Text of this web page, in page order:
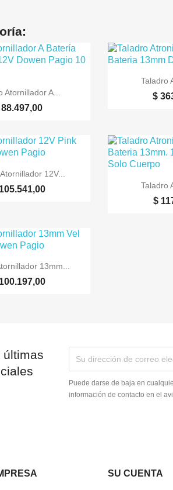
rápida
Atornillador A...

Taladro
$
Vista rápida12V...

Taladro
$
rápida13mm...
últimas
Puede darse de baja en
información de contacto en el
SU CUENTA